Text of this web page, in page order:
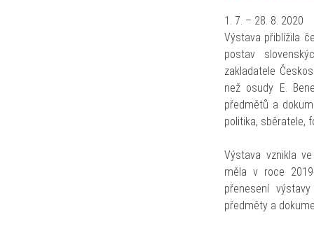
1. 7. – 28. 8. 2020
Výstava přiblížila
postav
zakladatele
než osudy E.
předmětů a
politika, sběratele,
Výstava vznikla
měla v roce
přenesení
předměty a